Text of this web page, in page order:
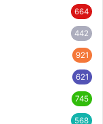
664
442
921
621
745
568